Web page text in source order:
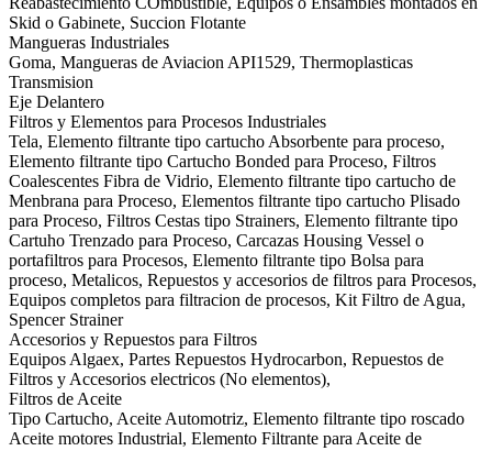
Skid o Gabinete, Succion Flotante
Mangueras Industriales
Goma, Mangueras de Aviacion API1529, Thermoplasticas
Transmision
Eje Delantero
Filtros y Elementos para Procesos Industriales
Tela, Elemento filtrante tipo cartucho Absorbente para proceso,
Elemento filtrante tipo Cartucho Bonded para Proceso, Filtros
Coalescentes Fibra de Vidrio, Elemento filtrante tipo cartucho de
Menbrana para Proceso, Elementos filtrante tipo cartucho Plisado
para Proceso, Filtros Cestas tipo Strainers, Elemento filtrante tipo
Cartuho Trenzado para Proceso, Carcazas Housing Vessel o
portafiltros para Procesos, Elemento filtrante tipo Bolsa para
proceso, Metalicos, Repuestos y accesorios de filtros para Procesos,
Equipos completos para filtracion de procesos, Kit Filtro de Agua,
Spencer Strainer
Accesorios y Repuestos para Filtros
Equipos Algaex, Partes Repuestos Hydrocarbon, Repuestos de
Filtros y Accesorios electricos (No elementos),
Filtros de Aceite
Tipo Cartucho, Aceite Automotriz, Elemento filtrante tipo roscado
Aceite motores Industrial, Elemento Filtrante para Aceite de